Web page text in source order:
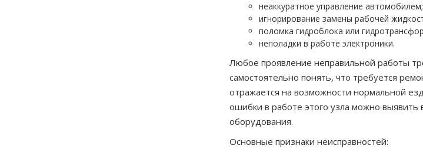
неаккуратное управление автомобилем;
игнорирование замены рабочей
поломка гидроблока или
неполадки в работе электроники.
Любое проявление неправильной работы
самостоятельно понять, что требуется
отражается на возможности нормальной
ошибки в работе этого узла можно
оборудования.
Основные признаки неисправностей: